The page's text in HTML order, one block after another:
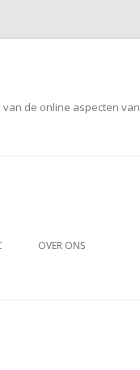
de online aspecten van
OVER ONS